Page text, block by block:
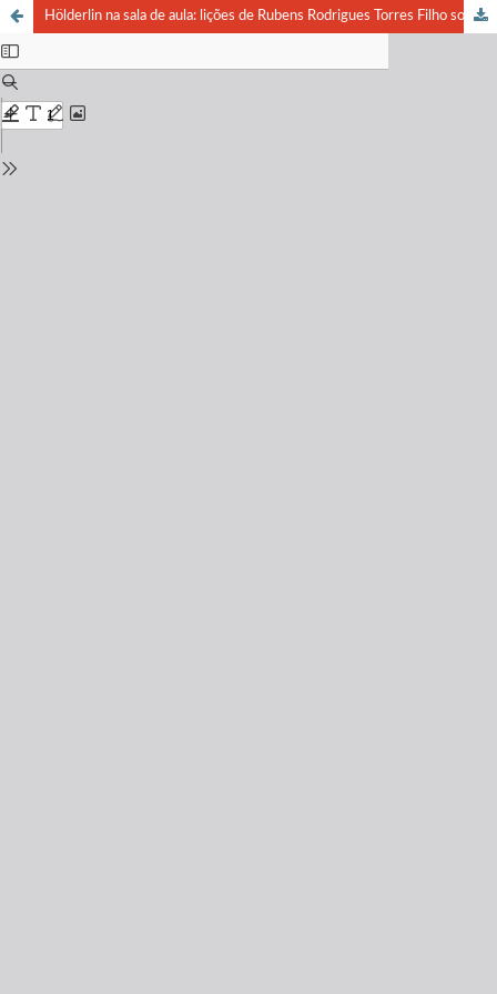
Hölderlin na sala de aula: lições de Rubens Rodrigues Torres Filho sobre Juízo e ser